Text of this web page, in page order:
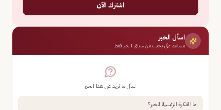
اشترك الآن
اسأل الخبر
مساعد ذكي يجيب من سياق الخبر فقط
اسأل ما تريد عن هذا الخبر
ما الفكرة الرئيسية للخبر؟